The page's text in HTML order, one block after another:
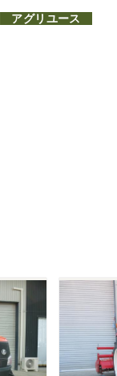
アグリユース